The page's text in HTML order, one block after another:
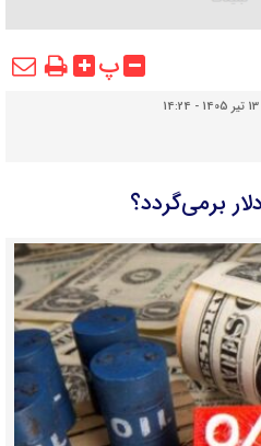
پ
13 تیر 1405 - 14:24